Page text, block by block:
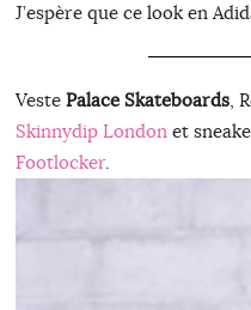
J’espère que ce look en
Veste Palace Skateboards,
Skinnydip Londonet
Footlocker.